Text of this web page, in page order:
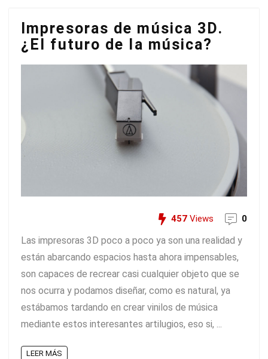
Impresoras de música 3D.
¿El futuro de la música?
457 Views 0
Las impresoras 3D poco a poco ya son una realidad y
están abarcando espacios hasta ahora impensables,
son capaces de recrear casi cualquier objeto que se
nos ocurra y podamos diseñar, como es natural, ya
estábamos tardando en crear vinilos de música
mediante estos interesantes artilugios, eso si, ...
LEER MÁS